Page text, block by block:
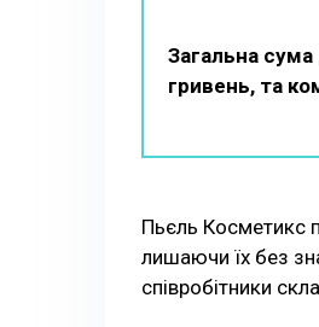
Загальна
гривень, та
Пьєль Косметикс
лишаючи їх без
співробітники